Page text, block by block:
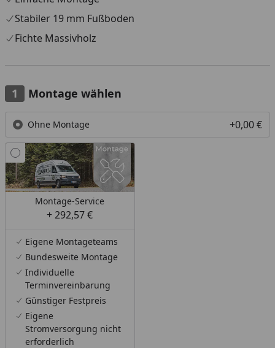
Stabiler 19 mm Fußboden
Fichte Massivholz
Montage wählen
Ohne Montage +0,00 €
Montage-Service
+ 292,57 €
Eigene Montageteams
Bundesweite Montage
Individuelle
Terminvereinbarung
Günstiger Festpreis
Eigene
Stromversorgung nicht
erforderlich